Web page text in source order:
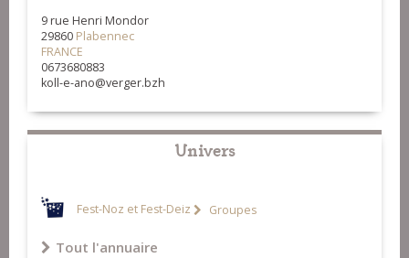
9 rue Henri Mondor
29860 Plabennec
FRANCE
0673680883
koll-e-ano@verger.bzh
Univers
Fest-Noz et Fest-Deiz Groupes
Tout l'annuaire